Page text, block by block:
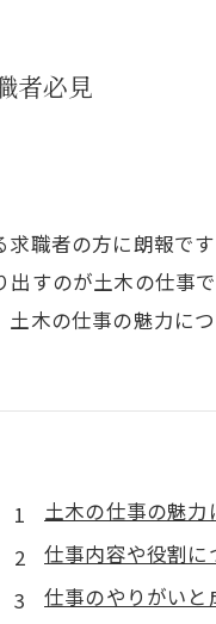
者必見
職者の方に朗報で
すのが土木の仕事
木の仕事の魅力につ
土木の仕事の魅力
仕事内容や役割に
仕事のやりがいと